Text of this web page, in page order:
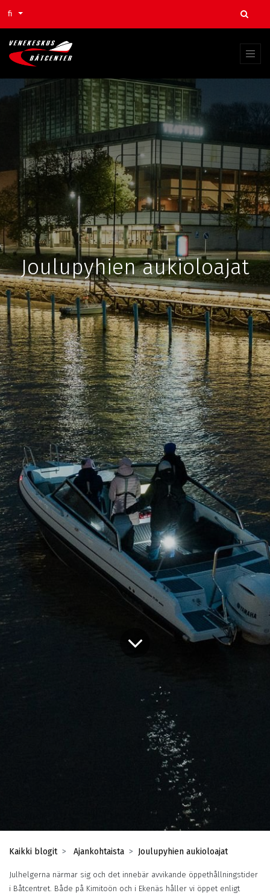
fi
Joulupyhien aukioloajat
Kaikki blogit Ajankohtaista Joulupyhien aukioloajat
Julhelgerna närmar sig och det innebär avvikande öppethållningstider
i Båtcentret. Både på Kimitoön och i Ekenäs håller vi öppet enligt